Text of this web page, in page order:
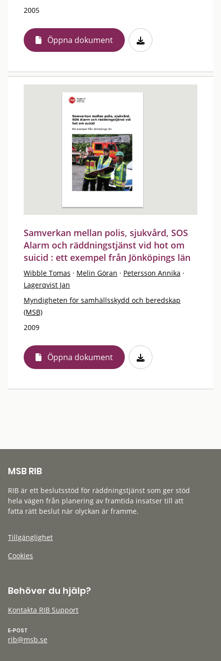
2005
Öppna dokument
Samverkan mellan polis, sjukvård, SOS
Alarm och räddningstjänst vid hot om
suicid : ett exempel från Jönköpings län
Wibble Tomas · Melin Göran · Petersson Annika ·
Lagerqvist Jan
Myndigheten för samhällsskydd och beredskap
(MSB)
2009
Öppna dokument
MSB RIB
RIB är ett beslutsstöd för räddningstjänst som ger stöd
hela vägen från planering av framtida insatser till att
fatta rätt beslut när olyckan är framme.
Tillgänglighet
Cookies
Behöver du hjälp?
Kontakta RIB Support
E-POST
rib@msb.se